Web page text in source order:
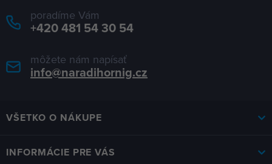
poradíme Vám
+420 481 54 30 54
môžete nám napísať
info@naradihornig.cz
VŠETKO O NÁKUPE
INFORMÁCIE PRE VÁS